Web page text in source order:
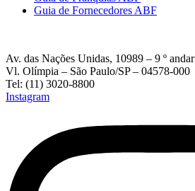
Guia de Fornecedores ABF
Av. das Nações Unidas, 10989 – 9 º andar
Vl. Olímpia – São Paulo/SP – 04578-000
Tel: (11) 3020-8800
Instagram